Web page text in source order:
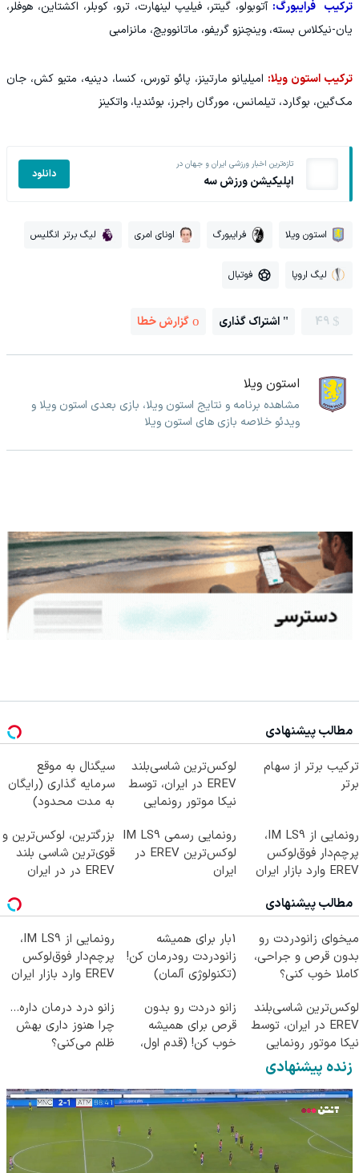
ترکیب فرایبورگ: آتوبولو، گینتر، فیلیپ لینهارت، ترو، کوبلر، اکشتاین، هوفلر،
یان-نیکلاس بسته، وینچنزو گریفو، ماتانوویچ، مانزامبی
ترکیب استون ویلا: امیلیانو مارتینز، پائو تورس، کنسا، دینیه، متیو کش، جان
مک‌گین، بوگارد، تیلمانس، مورگان راجرز، بوئندیا، واتکینز
تازه‌ترین اخبار ورزشی ایران و جهان در
اپلیکیشن ورزش سه دانلود
استون ویلا فرایبورگ اونای امری لیگ برتر انگلیس
لیگ اروپا فوتبال
49 اشتراک گذاری گزارش خطا
استون ویلا
مشاهده برنامه و نتایج استون ویلا، بازی بعدی استون ویلا و
ویدئو خلاصه بازی های استون ویلا
مطالب پیشنهادی
ترکیب برتر از سهام
برتر
لوکس‌ترین شاسی‌بلند
EREV در ایران، توسط
نیکا موتور رونمایی
سیگنال به موقع
سرمایه گذاری (رایگان
به مدت محدود)
رونمایی از IM LS9،
پرچم‌دار فوق‌لوکس
EREV وارد بازار ایران
رونمایی رسمی IM LS9
لوکس‌ترین EREV در
ایران
بزرگترین، لوکس‌ترین و
قوی‌ترین شاسی بلند
EREV در در ایران
مطالب پیشنهادی
میخوای زانودردت رو
بدون قرص و جراحی،
کاملا خوب کنی؟
1بار برای همیشه
زانودردت رودرمان کن!
(تکنولوژی آلمان)
رونمایی از IM LS9،
پرچم‌دار فوق‌لوکس
EREV وارد بازار ایران
لوکس‌ترین شاسی‌بلند
EREV در ایران، توسط
نیکا موتور رونمایی
شد!
زانو دردت رو بدون
قرص برای همیشه
خوب کن! (قدم اول،
زانو درد درمان داره…
چرا هنوز داری بهش
ظلم می‌کنی؟
زنده پیشنهادی